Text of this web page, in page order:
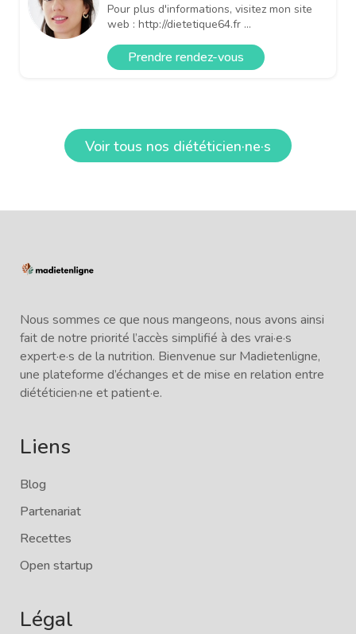
Pour plus d'informations, visitez mon site
web : http://dietetique64.fr ...
Prendre rendez-vous
Voir tous nos diététicien·ne·s
Nous sommes ce que nous mangeons, nous avons ainsi
fait de notre priorité l’accès simplifié à des vrai·e·s
expert·e·s de la nutrition. Bienvenue sur Madietenligne,
une plateforme d’échanges et de mise en relation entre
diététicien·ne et patient·e.
Liens
Blog
Partenariat
Recettes
Open startup
Légal